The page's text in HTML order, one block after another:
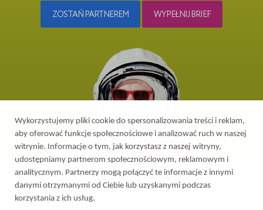
ZOSTAŃ PARTNEREM WYPEŁNIJ BRIEF
Wykorzystujemy pliki cookie do spersonalizowania treści i reklam,
aby oferować funkcje społecznościowe i analizować ruch w naszej
witrynie. Informacje o tym, jak korzystasz z naszej witryny,
udostępniamy partnerom społecznościowym, reklamowym i
analitycznym. Partnerzy mogą połączyć te informacje z innymi
danymi otrzymanymi od Ciebie lub uzyskanymi podczas
korzystania z ich usług.